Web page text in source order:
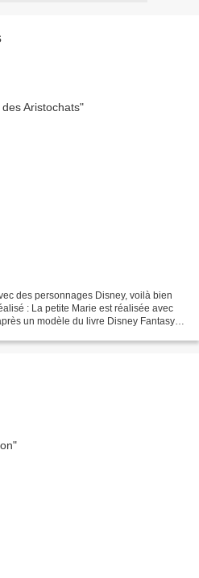
des personnages Disney, voilà bien
: La petite Marie est réalisée avec
un modèle du livre Disney Fantasy